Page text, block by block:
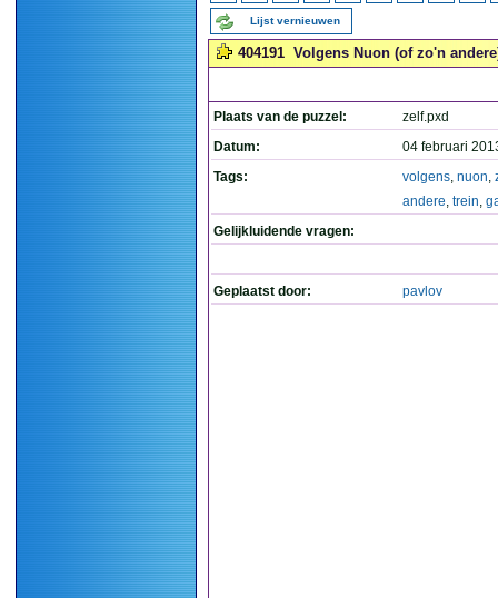
Lijst vernieuwen
404191 Volgens Nuon (of zo'n
Plaats van de puzzel:
zelf.pxd
Datum:
04 februari
Tags:
volgens, nuon,
andere, trein,
Gelijkluidende vragen:
Geplaatst door: pavlov